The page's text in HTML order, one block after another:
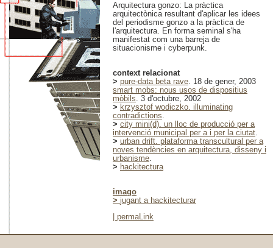
Arquitectura gonzo: La pràctica
arquitectònica resultant d'aplicar les idees
del periodisme gonzo a la pràctica de
l'arquitectura. En forma seminal s'ha
manifestat com una barreja de
situacionisme i cyberpunk.
context relacionat
> pure-data beta rave. 18 de gener, 2003
smart mobs: nous usos de dispositius
mòbils. 3 d'octubre, 2002
> krzysztof wodiczko. illuminating
contradictions.
> city mini(d). un lloc de producció per a
intervenció municipal per a i per la ciutat.
> urban drift. plataforma transcultural per a
noves tendències en arquitectura, disseny i
urbanisme.
> hackitectura
imago
> jugant a hackitecturar
permaLink